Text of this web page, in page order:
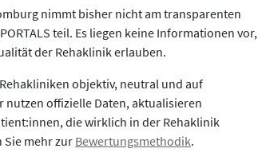
nimmt bisher nicht am transparenten
teil. Es liegen keine Informationen vor,
der Rehaklinik erlauben.
Rehakliniken objektiv, neutral und auf
nutzen offizielle Daten, aktualisieren
die wirklich in der Rehaklinik
mehr zur Bewertungsmethodik.